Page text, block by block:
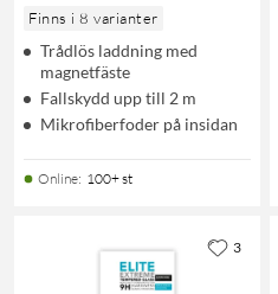
Finns i 8 varianter
Trådlös laddning med
magnetfäste
Fallskydd upp till 2 m
Mikrofiberfoder på insidan
Online: 100+ st
3